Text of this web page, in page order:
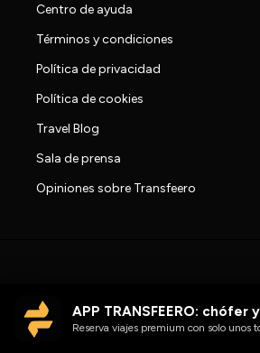
Centro de ayuda
Términos y condiciones
Política de privacidad
Política de cookies
Travel Blog
Sala de prensa
Opiniones sobre Transfeero
Reserva viajes premium con solo unos